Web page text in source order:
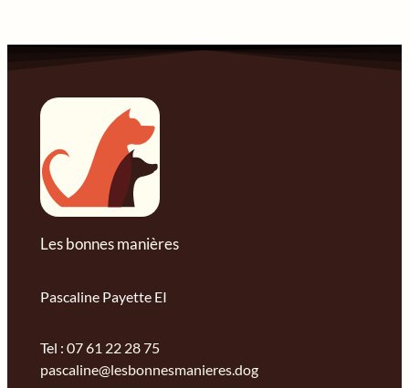
Les bonnes manières
Pascaline Payette EI
Tel : 07 61 22 28 75
pascaline@lesbonnesmanieres.dog